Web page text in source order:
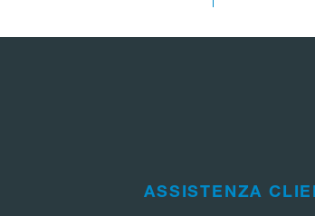
ASSISTENZA